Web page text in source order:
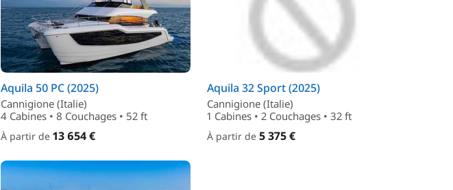
Aquila 50 PC (2025)
Cannigione (Italie)
4 Cabines • 8 Couchages • 52 ft
À partir de 13 654 €
Aquila 32 Sport (2025)
Cannigione (Italie)
1 Cabines • 2 Couchages • 32 ft
À partir de 5 375 €